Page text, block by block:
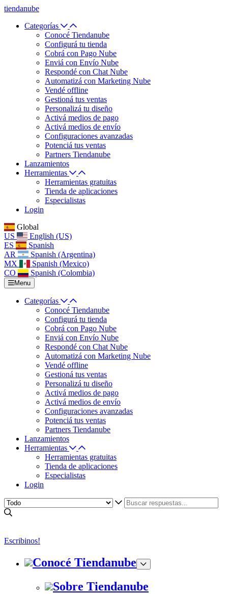
tiendanube
Categorías
Conocé Tiendanube
Configurá tu tienda
Cobrá con Pago Nube
Enviá con Envío Nube
Respondé con Chat Nube
Automatizá con Marketing Nube
Vendé offline
Gestioná tus ventas
Personalizá tu diseño
Activá medios de pago
Activá medios de envío
Configuraciones avanzadas
Potenciá tus ventas
Partners Tiendanube
Lanzamientos
Herramientas
Herramientas gratuitas
Tienda de aplicaciones
Especialistas
Login
Global
US
English (US)
ES
Spanish
AR
Spanish (Argentina)
MX
Spanish (Mexico)
CO
Spanish (Colombia)
Menu
Categorías
Conocé Tiendanube
Configurá tu tienda
Cobrá con Pago Nube
Enviá con Envío Nube
Respondé con Chat Nube
Automatizá con Marketing Nube
Vendé offline
Gestioná tus ventas
Personalizá tu diseño
Activá medios de pago
Activá medios de envío
Configuraciones avanzadas
Potenciá tus ventas
Partners Tiendanube
Lanzamientos
Herramientas
Herramientas gratuitas
Tienda de aplicaciones
Especialistas
Login
Escribinos!
Conocé Tiendanube
Sobre Tiendanube